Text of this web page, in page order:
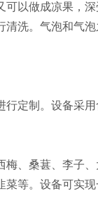
以做成凉果，
洗。气泡和气
制。设备采用
桑葚、李子、
等。设备可实现